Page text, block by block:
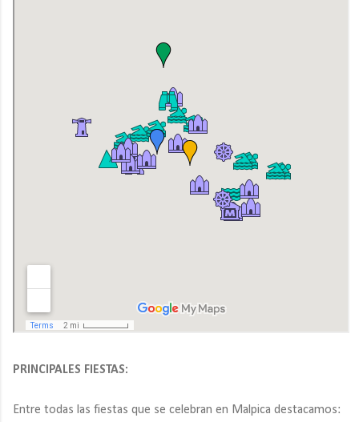
PRINCIPALES FIESTAS:
Entre todas las fiestas que se celebran en Malpica destacamos: